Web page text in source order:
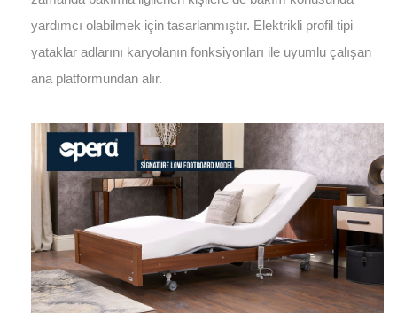
yardımcı olabilmek için tasarlanmıştır. Elektrikli profil tipi
yataklar adlarını karyolanın fonksiyonları ile uyumlu çalışan
ana platformundan alır.